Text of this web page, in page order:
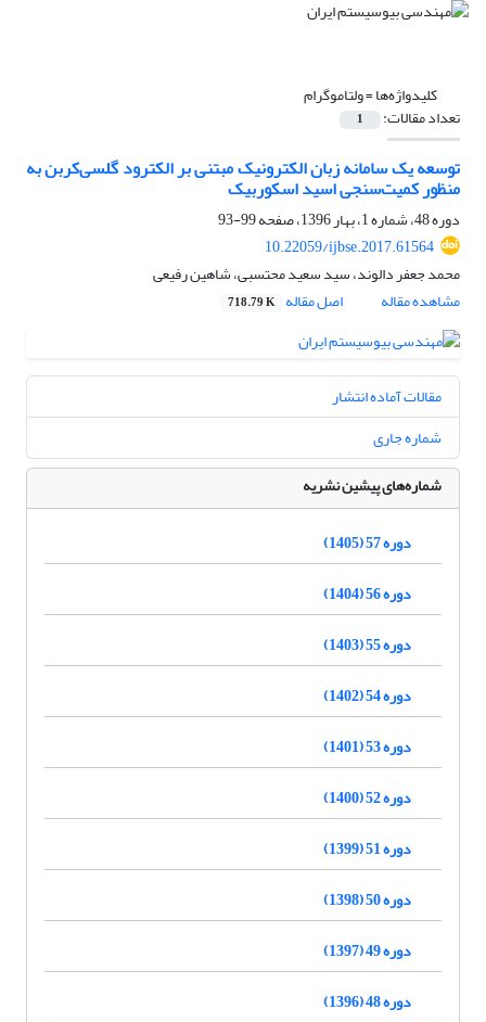
کلیدواژه‌ها =ولتاموگرام
تعداد مقالات: 1
توسعه یک سامانه زبان الکترونیک مبتنی بر الکترود گلسی‌کربن به
منظور کمیت‌سنجی اسید اسکوربیک
دوره 48، شماره 1، بهار 1396، صفحه
99-93
10.22059/ijbse.2017.61564
محمد جعفر دالوند، سید سعید محتسبی، شاهین رفیعی
مشاهده مقاله
اصل مقاله 718.79 K
مقالات آماده انتشار
شماره جاری
شماره‌های پیشین نشریه
دوره 57 (1405)
دوره 56 (1404)
دوره 55 (1403)
دوره 54 (1402)
دوره 53 (1401)
دوره 52 (1400)
دوره 51 (1399)
دوره 50 (1398)
دوره 49 (1397)
دوره 48 (1396)